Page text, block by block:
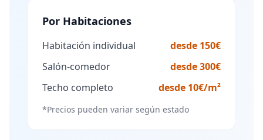
Por Habitaciones
Habitación individual
desde 150€
Salón-comedor
desde 300€
Techo completo
desde 10€/m²
*Precios pueden variar según estado